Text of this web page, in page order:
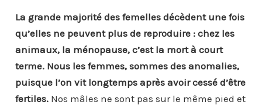
La grande majorité des femelles décèdent une fois
qu’elles ne peuvent plus de reproduire : chez les
animaux, la ménopause, c’est la mort à court
terme. Nous les femmes, sommes des anomalies,
puisque l’on vit longtemps après avoir cessé d’être
fertiles. Nos mâles ne sont pas sur le même pied et